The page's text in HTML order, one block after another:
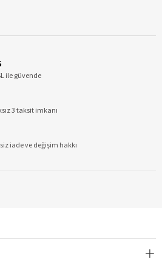
ile güvende
3 taksit imkanı
iade ve değişim hakkı